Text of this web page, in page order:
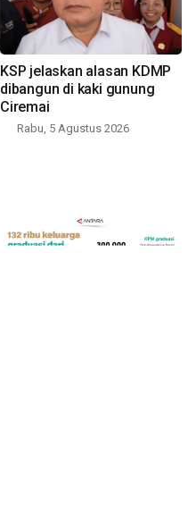
KSP jelaskan alasan KDMP
dibangun di kaki gunung
Ciremai
Rabu, 5 Agustus 2026